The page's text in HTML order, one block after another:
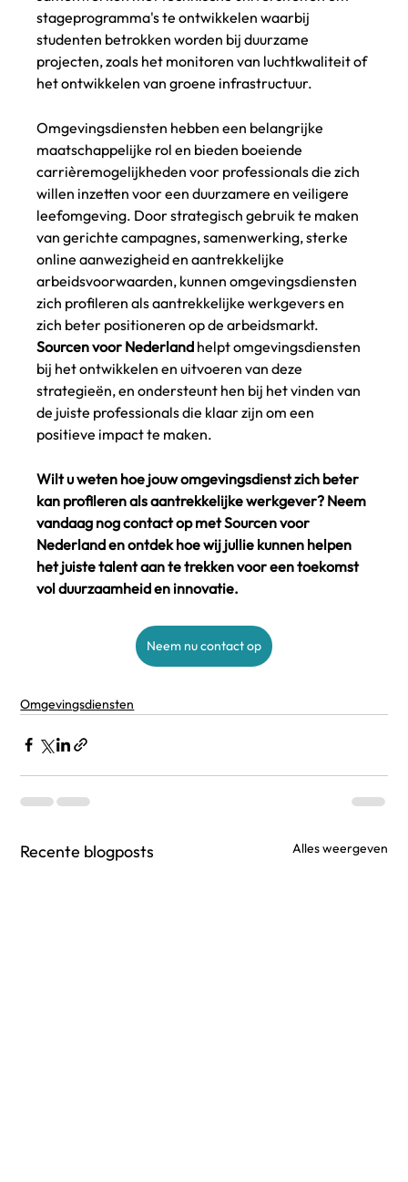
stageprogramma's te ontwikkelen waarbij
studenten betrokken worden bij duurzame
projecten, zoals het monitoren van luchtkwaliteit of
het ontwikkelen van groene infrastructuur.
Omgevingsdiensten hebben een belangrijke
maatschappelijke rol en bieden boeiende
carrièremogelijkheden voor professionals die zich
willen inzetten voor een duurzamere en veiligere
leefomgeving. Door strategisch gebruik te maken
van gerichte campagnes, samenwerking, sterke
online aanwezigheid en aantrekkelijke
arbeidsvoorwaarden, kunnen omgevingsdiensten
zich profileren als aantrekkelijke werkgevers en
zich beter positioneren op de arbeidsmarkt.
Sourcen voor Nederland helpt omgevingsdiensten
bij het ontwikkelen en uitvoeren van deze
strategieën, en ondersteunt hen bij het vinden van
de juiste professionals die klaar zijn om een
positieve impact te maken.
Wilt u weten hoe jouw omgevingsdienst zich beter
kan profileren als aantrekkelijke werkgever? Neem
vandaag nog contact op met Sourcen voor
Nederland en ontdek hoe wij jullie kunnen helpen
het juiste talent aan te trekken voor een toekomst
vol duurzaamheid en innovatie.
Neem nu contact op
Omgevingsdiensten
Recente blogposts Alles weergeven